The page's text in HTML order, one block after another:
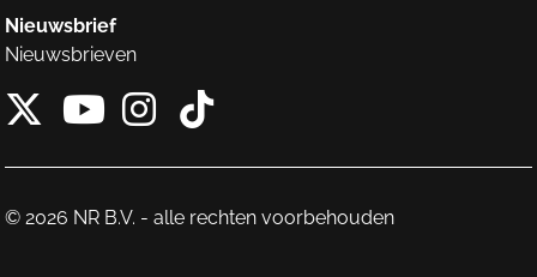
Nieuwsbrief
Nieuwsbrieven
X van NieuwRechts
Instagram van
Tiktok van
© 2026 NR B.V. - alle rechten voorbehouden